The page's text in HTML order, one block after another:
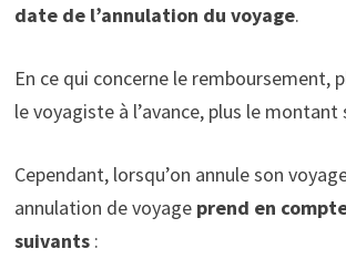
date de l’annulation du voyage.
En ce qui concerne le remboursement,
le voyagiste à l’avance, plus le montant
Cependant, lorsqu’on annule son
annulation de voyage prend en
suivants: